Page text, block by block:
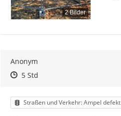
2 Bilder
Anonym
Zeitpunkt des Erstellens
Zeitpunkt des Erstellens
5 StdZur Äußerung
Kategorie
Straßen und Verkehr: Ampel defekt